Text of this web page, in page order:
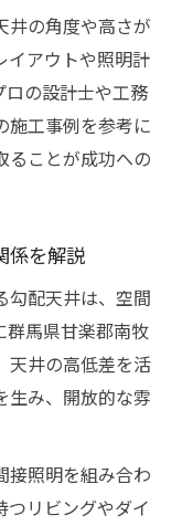
井の角度や高さが
イアウトや照明計
の設計士や工務
施工事例を参考に
ることが成功への
係を解説
勾配天井は、空間
群馬県甘楽郡南牧
天井の高低差を活
生み、開放的な雰
接照明を組み合わ
リビングやダイ